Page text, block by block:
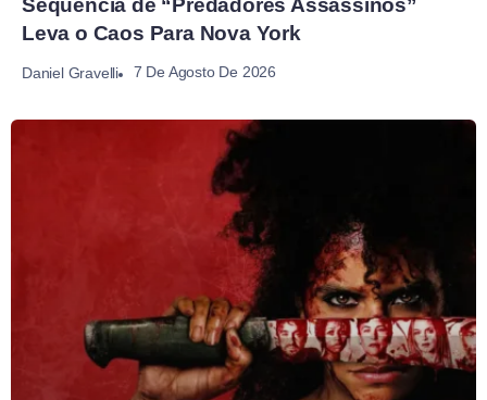
Sequência de “Predadores Assassinos”
Leva o Caos Para Nova York
Daniel Gravelli 7 De Agosto De 2026